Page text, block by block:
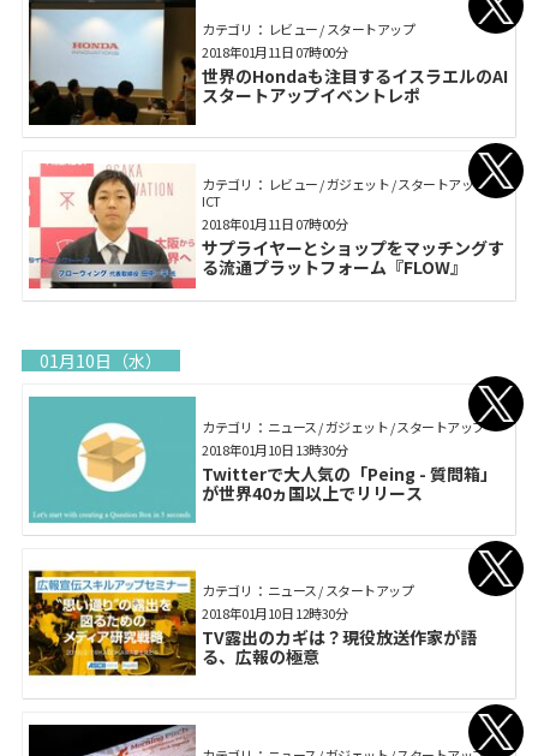
カテゴリ： レビュー / スタートアップ
世界のHondaも注目するイスラエルのAI
スタートアップイベントレポ
2018年01月11日 07時00分
カテゴリ： レビュー / ガジェット / スタートアップ /
ICT
サプライヤーとショップをマッチングす
る流通プラットフォーム『FLOW』
2018年01月11日 07時00分
01月10日（水）
カテゴリ： ニュース / ガジェット / スタートアップ
Twitterで大人気の「Peing - 質問箱」
が世界40ヵ国以上でリリース
2018年01月10日 13時30分
カテゴリ： ニュース / スタートアップ
TV露出のカギは？現役放送作家が語
る、広報の極意
2018年01月10日 12時30分